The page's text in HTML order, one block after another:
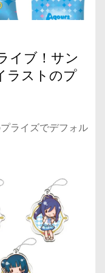
イブ！サン
ラストのプ
ライズでデフォル